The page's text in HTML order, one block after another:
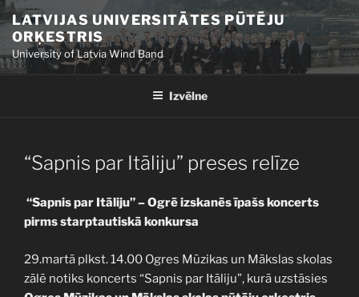
Doties
uz
saturu
LATVIJAS UNIVERSITĀTES PŪTĒJU
ORĶESTRIS
University of Latvia Wind Band
Izvēlne
PUBLICĒTS
“Sapnis par Itāliju” preses relīze
“Sapnis par Itāliju” – Ogrē izskanēs īpašs koncerts
pirms starptautiskā konkursa
29.martā plkst. 14.00 Ogres Mūzikas un Mākslas skolas
zālē notiks koncerts “Sapnis par Itāliju”, kurā uzstāsies